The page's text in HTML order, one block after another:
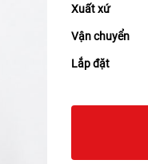
Xuất xứ
Vận chuyển
Lắp đặt